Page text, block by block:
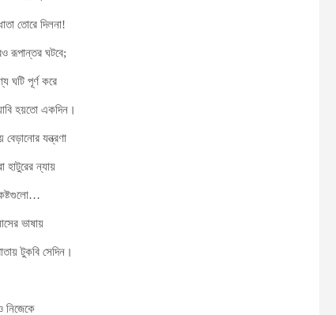
তোরে দিলনা!
রূপান্তর ঘটবে;
ঘটি পূর্ণ করে
হয়তো একদিন।
যন্ত্রণা
হাটুরের ন্যায়
ভাষায়
টুকবি সেদিন।
নিজেকে